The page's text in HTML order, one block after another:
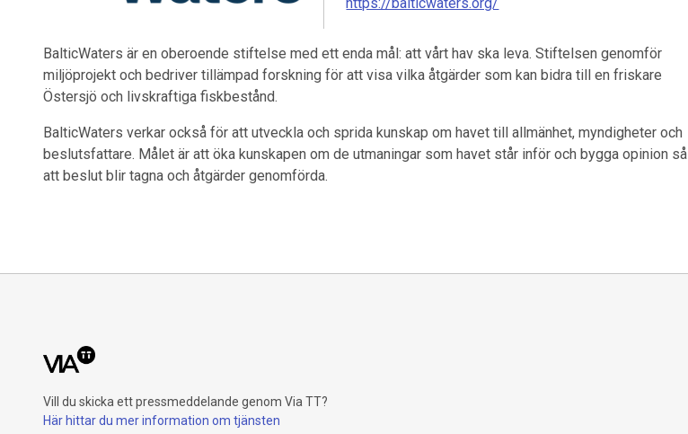
BalticWaters är en oberoende stiftelse med ett enda mål: att vårt hav ska leva. Stiftelsen genomför
miljöprojekt och bedriver tillämpad forskning för att visa vilka åtgärder som kan bidra till en friskare
Östersjö och livskraftiga fiskbestånd.
BalticWaters verkar också för att utveckla och sprida kunskap om havet till allmänhet, myndigheter och
beslutsfattare. Målet är att öka kunskapen om de utmaningar som havet står inför och bygga opinion så
att beslut blir tagna och åtgärder genomförda.
Vill du skicka ett pressmeddelande genom Via TT?
Här hittar du mer information om tjänsten